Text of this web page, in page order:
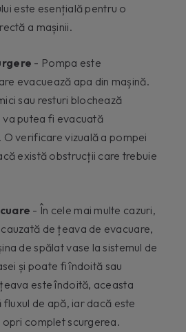
este esențială pentru o
a mașinii.
- Pompa este
evacuează apa din mașină.
sau resturi blochează
putea fi evacuată
verificare vizuală a pompei
există obstrucții care trebuie
- În cele mai multe cazuri,
de țeava de evacuare,
de spălat vase la sistemul de
și poate fi îndoită sau
este îndoită, aceasta
de apă, iar dacă este
complet scurgerea.